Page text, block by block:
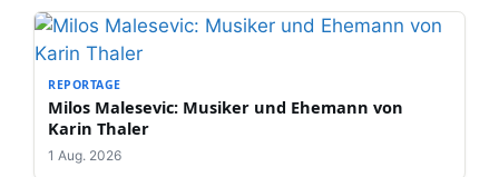
REPORTAGE
Milos Malesevic: Musiker und Ehemann von
Karin Thaler
1 Aug. 2026